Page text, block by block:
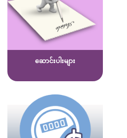
ဆောင်းပါးများ